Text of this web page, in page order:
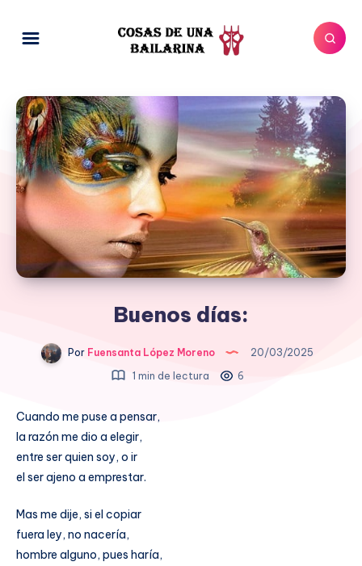
Buenos días:
PorFuensanta López Moreno
20/03/2025
1 min de lectura
6
Cuando me puse a pensar,
la razón me dio a elegir,
entre ser quien soy, o ir
el ser ajeno a emprestar.
Mas me dije, si el copiar
fuera ley, no nacería,
hombre alguno, pues haría,